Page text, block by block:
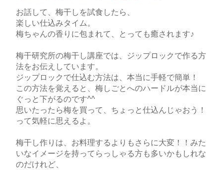
お話して、梅干しを試食したら、
楽しい仕込みタイム。
梅ちゃんの香りに包まれて、とっても癒されます♪
梅干研究所の梅干し講座では、ジップロックで作る方
法をお伝えしています。
ジップロックで仕込む方法は、本当に手軽で簡単！
この方法を覚えると、梅しごとへのハードルが本当に
ぐっと下がるのです^^
思いたったら梅を買って、ちょっと仕込んじゃおう！
って気軽に思えるよ。
梅干し作りは、お料理するよりもさらに大変！！みた
いなイメージを持ってらっしゃる方も多いかもしれな
のだけれど、